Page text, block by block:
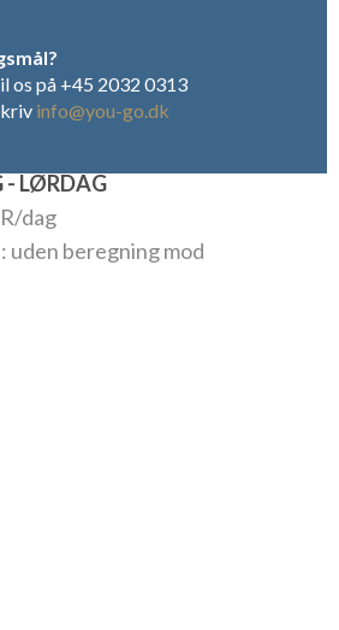
os på +45 2032 0313
info@you-go.dk
- LØRDAG
dag
uden beregning mod